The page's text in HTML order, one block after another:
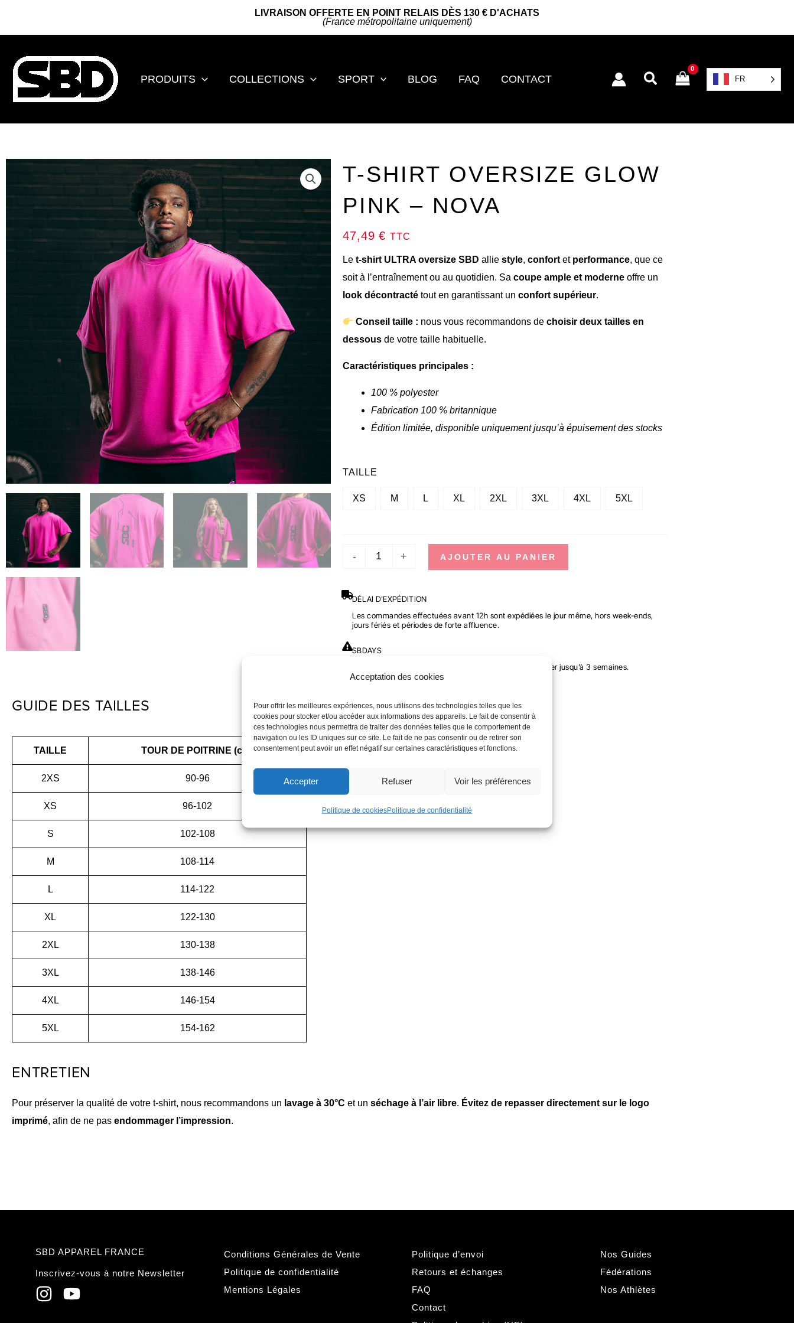
Acceptation des cookies
Pour offrir les meilleures expériences, nous utilisons des technologies telles que les
cookies pour stocker et/ou accéder aux informations des appareils. Le fait de consentir à
ces technologies nous permettra de traiter des données telles que le comportement de
navigation ou les ID uniques sur ce site. Le fait de ne pas consentir ou de retirer son
consentement peut avoir un effet négatif sur certaines caractéristiques et fonctions.
Accepter Refuser Voir les préférences
Politique de cookiesPolitique de confidentialité
LIVRAISON OFFERTE EN POINT RELAIS DÈS 130 € D'ACHATS
(France métropolitaine uniquement)
PRODUITS COLLECTIONS SPORT BLOG FAQ CONTACT Rechercher FR
T-SHIRT OVERSIZE GLOW
PINK – NOVA
47,49€ TTC
Le t-shirt ULTRA oversize SBD allie style, confort et performance, que ce
soit à l’entraînement ou au quotidien. Sa coupe ample et moderne offre un
look décontracté tout en garantissant un confort supérieur.
Conseil taille : nous vous recommandons dechoisir deux tailles en
dessous de votre taille habituelle.
Caractéristiques principales :
100 % polyester
Fabrication 100 % britannique
Édition limitée, disponible uniquement jusqu’à épuisement des stocks
TAILLE
XS M L XL 2XL 3XL 4XL 5XL
-
QUANTITÉ
GLOW
-
NOVA
+ AJOUTER AU PANIER
DÉLAI D'EXPÉDITION
Les commandes effectuées avant 12h sont expédiées le jour même, hors week-ends,
jours fériés et périodes de forte affluence.
SBDAYS
En raison des SBDays, les délais d’expédition peuvent aller jusqu’à 3 semaines.
GUIDE DES TAILLES
TAILLE TOUR DE POITRINE (cm)
2XS 90-96
XS 96-102
S 102-108
M 108-114
L 114-122
XL 122-130
2XL 130-138
3XL 138-146
4XL 146-154
5XL 154-162
ENTRETIEN
Pour préserver la qualité de votre t-shirt, nous recommandons un lavage à 30°C et un séchage à l’air libre. Évitez de repasser directement sur le logo
imprimé, afin de ne pas endommager l’impression.
SBD APPAREL FRANCE
Inscrivez-vous à notre Newsletter
Conditions Générales de Vente
Politique de confidentialité
Mentions Légales
Politique d’envoi
Retours et échanges
FAQ
Contact
Nos Guides
Fédérations
Nos Athlètes